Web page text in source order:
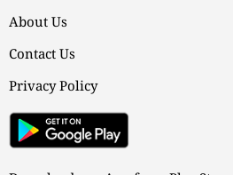
About Us
Contact Us
Privacy Policy